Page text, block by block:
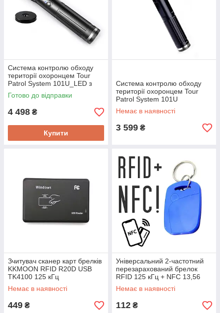
Система контролю обходу
території охоронцем Tour
Patrol System 101U_LED з
функцією ліхтарика
Готово до відправки
4 498 ₴
Купити
Система контролю обходу
території охоронцем Tour
Patrol System 101U
Немає в наявності
3 599 ₴
Зчитувач сканер карт брелків
KKMOON RFID R20D USB
TK4100 125 кГц
Немає в наявності
449 ₴
Універсальний 2-частотний
перезарахований брелок
RFID 125 кГц + NFC 13,56
МГц для СКД, домофонів
KKMOON UNx2
Немає в наявності
112 ₴